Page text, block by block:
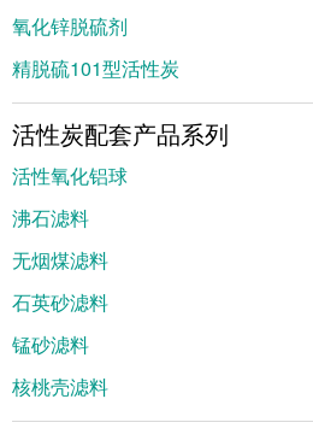
氧化锌脱硫剂
精脱硫101型活性炭
活性炭配套产品系列
活性氧化铝球
沸石滤料
无烟煤滤料
石英砂滤料
锰砂滤料
核桃壳滤料